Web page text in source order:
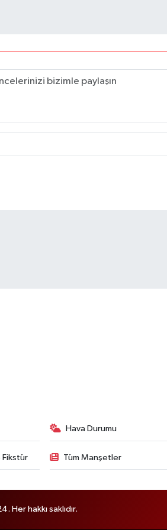
Hava Durumu
Fikstür Tüm Manşetler
Her hakkı saklıdır.